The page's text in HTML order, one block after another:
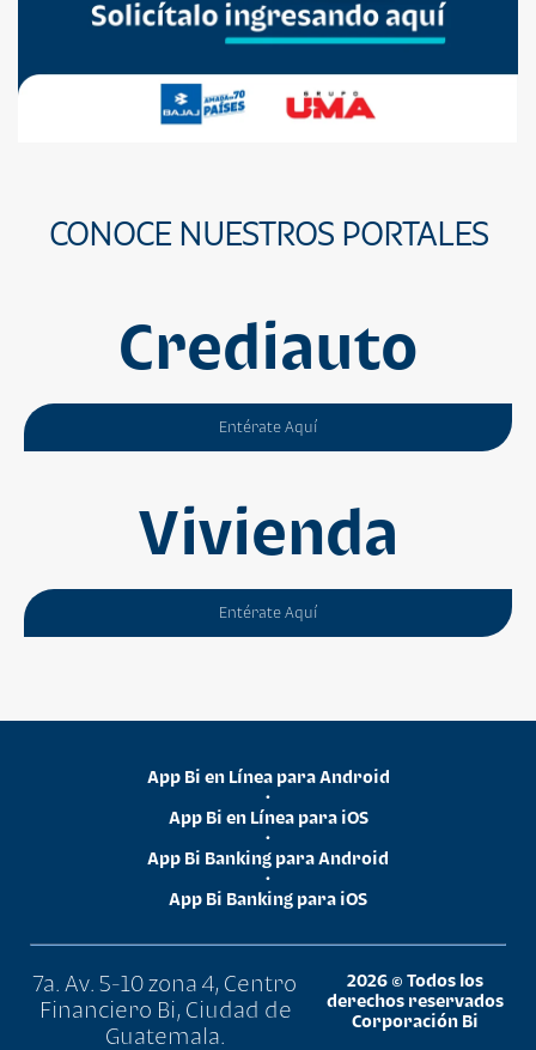
CONOCE NUESTROS PORTALES
Crediauto
Entérate Aquí
Vivienda
Entérate Aquí
App Bi en Línea para Android
•
App Bi en Línea para iOS
•
App Bi Banking para Android
•
App Bi Banking para iOS
7a. Av. 5-10 zona 4, Centro
Financiero Bi, Ciudad de
Guatemala.
2026 © Todos los
derechos reservados
Corporación Bi